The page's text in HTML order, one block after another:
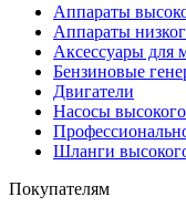
Аппараты
Аппараты
Аксессуары для
Бензиновые
Двигатели
Насосы
Шланги
Покупателям